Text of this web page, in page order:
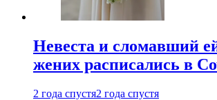
Невеста и сломавший
жених расписались в
2 года спустя2 года спустя